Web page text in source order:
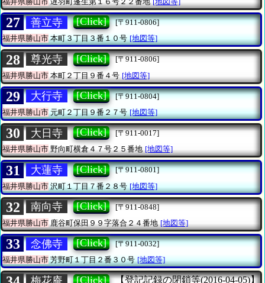
27 善立寺 [Click]
[〒911-0806]
福井県勝山市本町３丁目３番１０号 [地図等]
28 尊光寺 [Click]
[〒911-0806]
福井県勝山市 本町２丁目９番４号 [地図等]
29 大行寺 [Click]
[〒911-0804]
福井県勝山市元町２丁目９番２７号 [地図等]
30 大日寺 [Click]
[〒911-0017]
福井県勝山市野向町横倉４７号２５番地 [地図等]
31 大蓮寺 [Click]
[〒911-0801]
福井県勝山市沢町１丁目７番２８号 [地図等]
32 南向寺 [Click]
[〒911-0848]
福井県勝山市 鹿谷町保田９９字落合２４番地 [地図等]
33 念佛寺 [Click]
[〒911-0032]
福井県勝山市芳野町１丁目２番３０号 [地図等]
[Click] 【登記記録の閉鎖等(2016-04-05)】